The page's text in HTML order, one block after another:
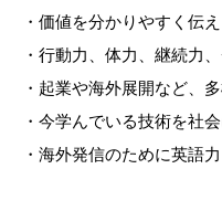
・価値を分かりやすく伝
・行動力、体力、継続力
・起業や海外展開など、
・今学んでいる技術を社
・海外発信のために英語